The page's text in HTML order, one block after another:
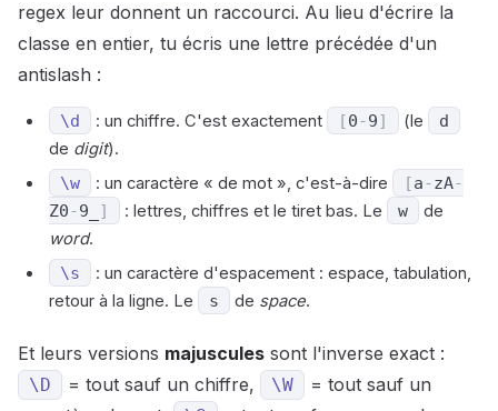
regex leur donnent un raccourci. Au lieu d'écrire la
classe en entier, tu écris une lettre précédée d'un
antislash :
\d : un chiffre. C'est exactement [0-9] (le d
de digit).
\w : un caractère « de mot », c'est-à-dire [a-zA-
Z0-9 ] : lettres, chiffres et le tiret bas. Le w
de
word.
\s
: un caractère d'espacement : espace, tabulation,
retour à la ligne. Le
s de space.
Et leurs versions majuscules sont l'inverse exact :
\D = tout sauf un chiffre, \W
= tout sauf un